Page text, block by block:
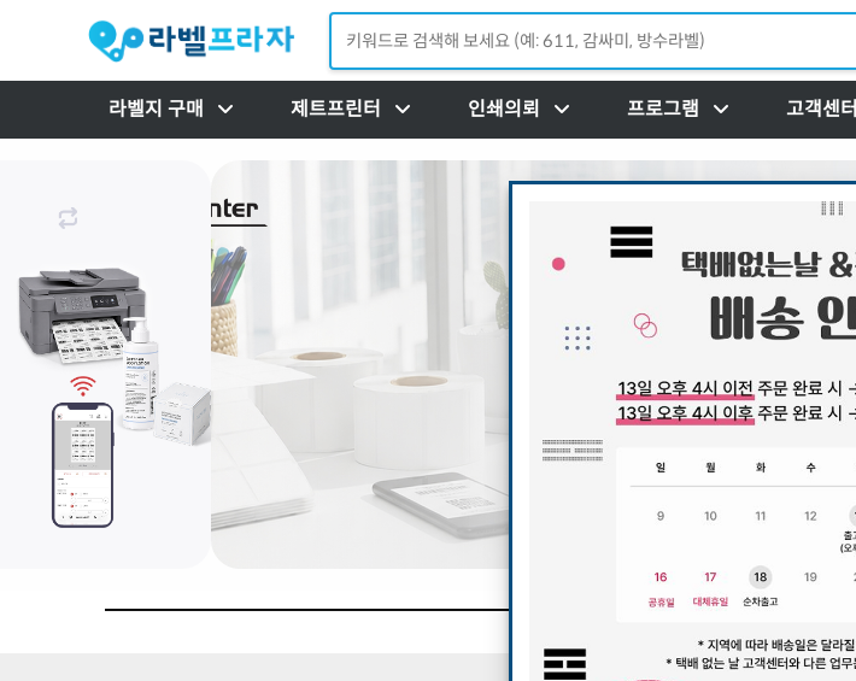
라벨지 구매 제트프린터 인쇄의뢰 프로그램 고객센터